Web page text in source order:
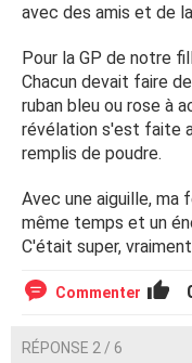
avec des amis et de
Pour la GP de notre
Chacun devait faire
ruban bleu ou rose à
révélation s'est faite
remplis de poudre.
Avec une aiguille, ma
même temps et un
C'était super,
Commenter
RÉPONSE 2 / 6